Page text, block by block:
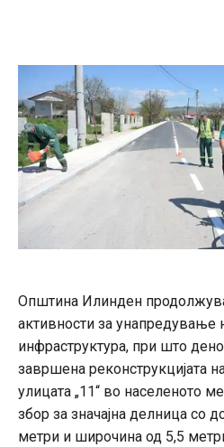
Општина Илинден
активности за унапредување
инфраструктура, при што
завршена реконструкцијата
улицата „11“ во населеното
збор за значајна делница со
метри и широчина од 5,5